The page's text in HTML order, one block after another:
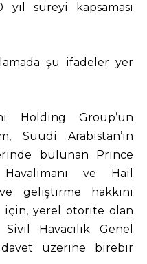
süreyi kapsaması
şu ifadeler yer
Holding Group’un
Suudi Arabistan’ın
bulunan Prince
ve Hail
geliştirme hakkını
için, yerel otorite olan
Havacılık Genel
üzerine birebir